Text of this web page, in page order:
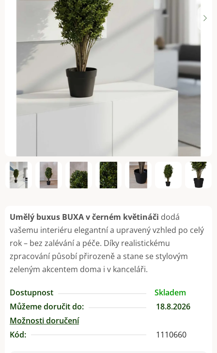
Umělý buxus BUXA v černém květináči dodá
vašemu interiéru elegantní a upravený vzhled po celý
rok – bez zalévání a péče. Díky realistickému
zpracování působí přirozeně a stane se stylovým
zeleným akcentem doma i v kanceláři.
Dostupnost
Skladem
Můžeme doručit do:
18.8.2026
Možnosti doručení
Kód:
1110660